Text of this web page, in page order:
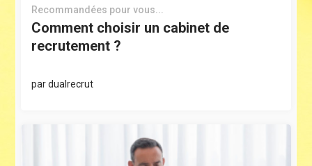
Recommandées pour vous...
Comment choisir un cabinet de
recrutement ?
pardualrecrut